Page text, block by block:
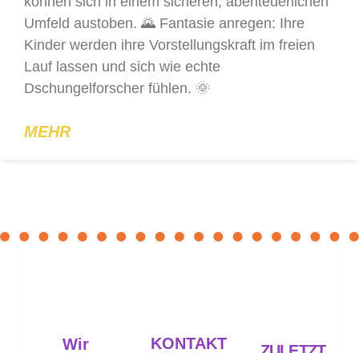
Umfeld austoben. 🌄 Fantasie anregen: Ihre
Kinder werden ihre Vorstellungskraft im freien
Lauf lassen und sich wie echte
Dschungelforscher fühlen. 🌞
MEHR
Wir
KONTAKT